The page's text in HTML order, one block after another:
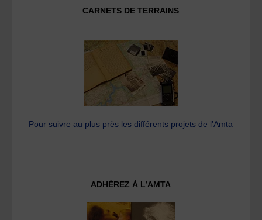
CARNETS DE TERRAINS
Pour suivre au plus près les différents projets de l’Amta
ADHÉREZ À L’AMTA